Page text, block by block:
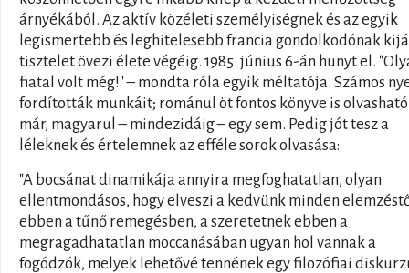
árnyékából. Az aktív közéleti személyiségnek és az egyik
legismertebb és leghitelesebb francia gondolkodónak
tisztelet övezi élete végéig. 1985. június 6-án hunyt el.
fiatal volt még!" – mondta róla egyik méltatója. Számos
fordították munkáit; románul öt fontos könyve is olvasható
már, magyarul – mindezidáig – egy sem. Pedig jót tesz a
léleknek és értelemnek az efféle sorok olvasása:
"A bocsánat dinamikája annyira megfoghatatlan, olyan
ellentmondásos, hogy elveszi a kedvünk minden
ebben a tűnő remegésben, a szeretetnek ebben a
megragadhatatlan moccanásában ugyan hol vannak a
fogódzók, melyek lehetővé tennének egy filozófiai